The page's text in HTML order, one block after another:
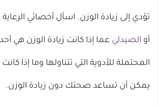
تؤدي إلى زيادة الوزن. اسأل أخصائي
أو الصيدلي عما إذا كانت زيادة الوزن هي أحد
المحتملة للأدوية التي تتناولها وما إذا
يمكن أن تساعد صحتك دون زيادة الوزن.